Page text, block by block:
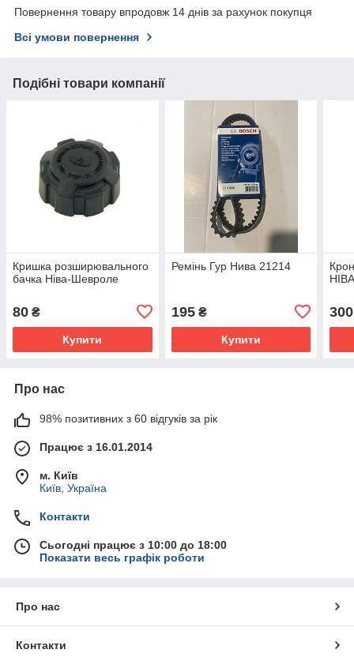
Повернення товару впродовж 14 днів за рахунок покупця
Всі умови повернення
Подібні товари компанії
Кришка розширювального
бачка Ніва-Шевроле
80 ₴
Купити
Ремінь Гур Нива 21214
195₴
Купити
300
Про нас
98% позитивних з 60 відгуків за рік
Працює з 16.01.2014
м. Київ
Київ, Україна
Контакти
Сьогодні працює з 10:00 до 18:00
Показати весь графік роботи
Про нас
Контакти